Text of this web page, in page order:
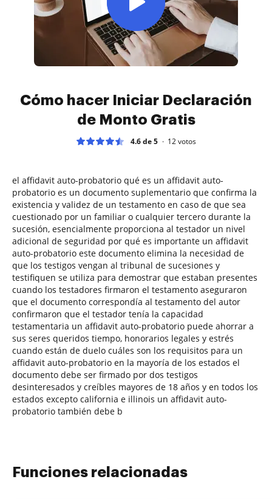
Cómo hacer Iniciar Declaración
de Monto Gratis
4.6 de 5 12votos
el affidavit auto-probatorio qué es un affidavit auto-
probatorio es un documento suplementario que confirma la
existencia y validez de un testamento en caso de que sea
cuestionado por un familiar o cualquier tercero durante la
sucesión, esencialmente proporciona al testador un nivel
adicional de seguridad por qué es importante un affidavit
auto-probatorio este documento elimina la necesidad de
que los testigos vengan al tribunal de sucesiones y
testifiquen se utiliza para demostrar que estaban presentes
cuando los testadores firmaron el testamento aseguraron
que el documento correspondía al testamento del autor
confirmaron que el testador tenía la capacidad
testamentaria un affidavit auto-probatorio puede ahorrar a
sus seres queridos tiempo, honorarios legales y estrés
cuando están de duelo cuáles son los requisitos para un
affidavit auto-probatorio en la mayoría de los estados el
documento debe ser firmado por dos testigos
desinteresados y creíbles mayores de 18 años y en todos los
estados excepto california e illinois un affidavit auto-
probatorio también debe b
Funciones relacionadas